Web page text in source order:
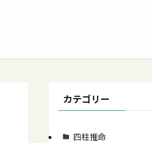
カテゴリー
四柱推命